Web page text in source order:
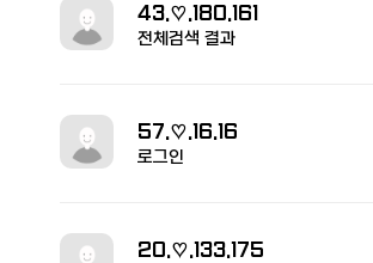
43.♡.180.161
전체검색 결과
57.♡.16.16
로그인
20.♡.133.175